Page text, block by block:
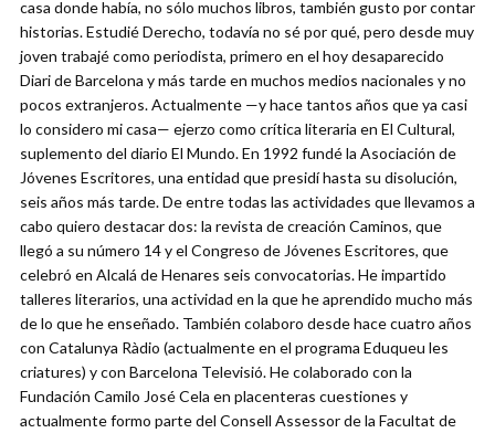
casa donde había, no sólo muchos libros, también gusto por contar
historias. Estudié Derecho, todavía no sé por qué, pero desde muy
joven trabajé como periodista, primero en el hoy desaparecido
Diari de Barcelona y más tarde en muchos medios nacionales y no
pocos extranjeros. Actualmente —y hace tantos años que ya casi
lo considero mi casa— ejerzo como crítica literaria en El Cultural,
suplemento del diario El Mundo. En 1992 fundé la Asociación de
Jóvenes Escritores, una entidad que presidí hasta su disolución,
seis años más tarde. De entre todas las actividades que llevamos a
cabo quiero destacar dos: la revista de creación Caminos, que
llegó a su número 14 y el Congreso de Jóvenes Escritores, que
celebró en Alcalá de Henares seis convocatorias. He impartido
talleres literarios, una actividad en la que he aprendido mucho más
de lo que he enseñado. También colaboro desde hace cuatro años
con Catalunya Ràdio (actualmente en el programa Eduqueu les
criatures) y con Barcelona Televisió. He colaborado con la
Fundación Camilo José Cela en placenteras cuestiones y
actualmente formo parte del Consell Assessor de la Facultat de